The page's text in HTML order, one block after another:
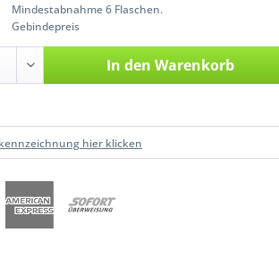
Mindestabnahme 6 Flaschen.
Gebindepreis
In den Warenkorb
hier klicken